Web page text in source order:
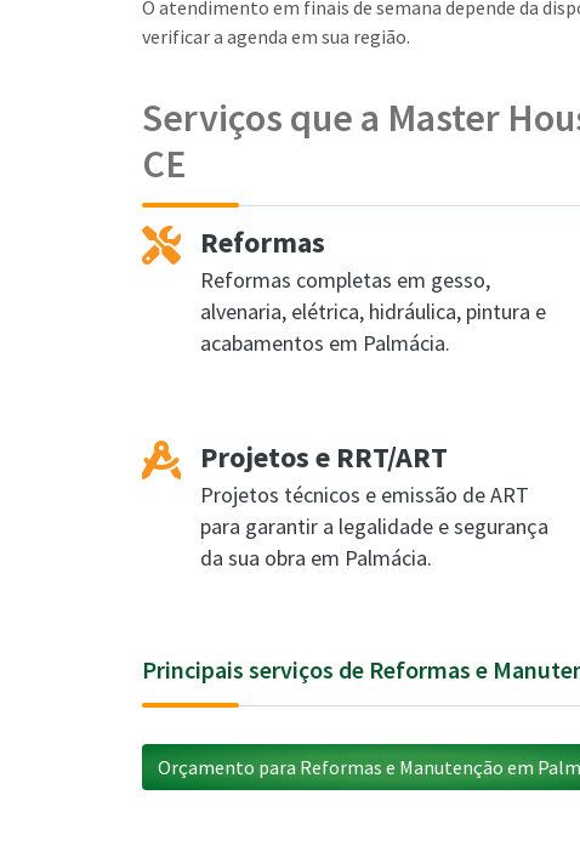
O atendimento em finais de semana depende da
verificar a agenda em sua região.
Serviços que a Master
CE
Reformas
Reformas completas em gesso,
alvenaria, elétrica, hidráulica, pintura e
acabamentos em Palmácia.
Projetos e RRT/ART
Projetos técnicos e emissão de ART
para garantir a legalidade e segurança
da sua obra em Palmácia.
Principais serviços de Reformas e
Orçamento para Reformas e Manutenção em